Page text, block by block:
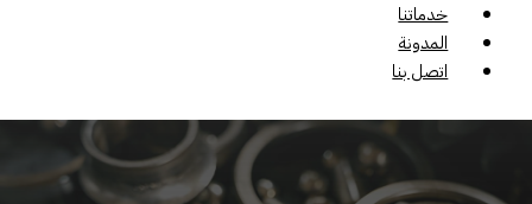
خدماتنا
المدونة
اتصل بنا